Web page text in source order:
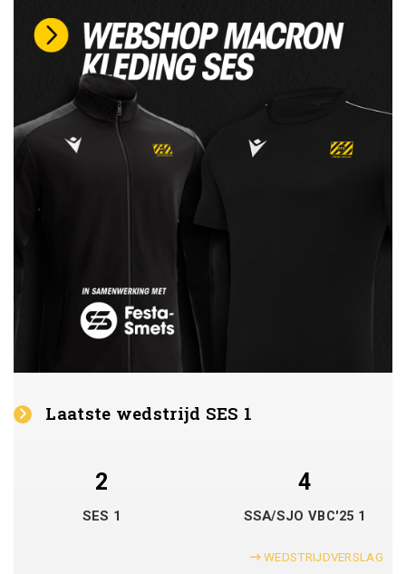
Laatste wedstrijd SES 1
2 4
SES 1 SSA/SJO VBC'25 1
WEDSTRIJDVERSLAG